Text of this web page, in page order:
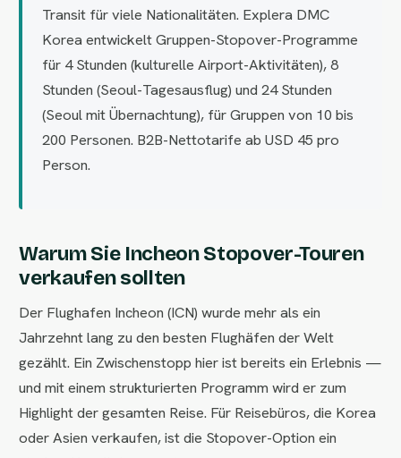
Transit für viele Nationalitäten. Explera DMC
Korea entwickelt Gruppen-Stopover-Programme
für 4 Stunden (kulturelle Airport-Aktivitäten), 8
Stunden (Seoul-Tagesausflug) und 24 Stunden
(Seoul mit Übernachtung), für Gruppen von 10 bis
200 Personen. B2B-Nettotarife ab USD 45 pro
Person.
Warum Sie Incheon Stopover-Touren
verkaufen sollten
Der Flughafen Incheon (ICN) wurde mehr als ein
Jahrzehnt lang zu den besten Flughäfen der Welt
gezählt. Ein Zwischenstopp hier ist bereits ein Erlebnis —
und mit einem strukturierten Programm wird er zum
Highlight der gesamten Reise. Für Reisebüros, die Korea
oder Asien verkaufen, ist die Stopover-Option ein